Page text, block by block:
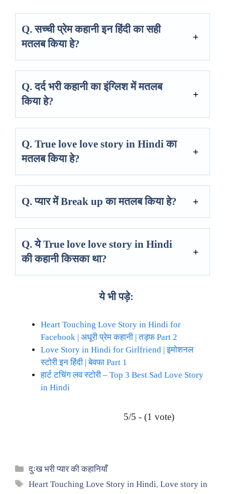
Q.सच्ची प्रेम कहानी इन हिंदीका सही
मतलब किया हे?
Q.दर्द भरी कहानीका इंग्लिश में मतलब
किया हे?
Q. True love love story in Hindiका
मतलब किया हे?
Q. प्यार में Break up का मतलब किया हे?
Q. येTrue love love story in Hindi
की कहानी किसका था?
ये भी पड़े:
Heart Touching Love Story in Hindi for
Facebook | अधूरी प्रेम कहानी | तड़फ Part 2
Love Story in Hindi for Girlfriend | इमोशनल
स्टोरी इन हिंदी | बेवफा Part 1
हार्ट टचिंग लव स्टोरी – Top 3 Best Sad Love Story
in Hindi
5/5 - (1 vote)
Categories
दुःख भरी प्यार की कहानियाँ
Tags
Heart Touching Love Story in Hindi,Love story in